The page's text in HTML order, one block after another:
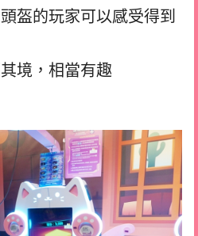
盔的玩家可以感受得到
境，相當有趣